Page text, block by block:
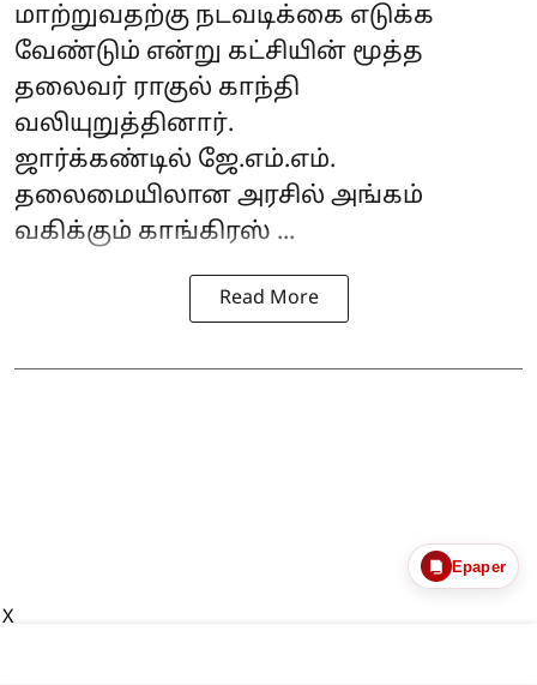
மாற்றுவதற்கு நடவடிக்கை எடுக்க
வேண்டும் என்று கட்சியின் மூத்த
தலைவர் ராகுல் காந்தி
வலியுறுத்தினார்.
ஜார்க்கண்டில் ஜே.எம்.எம்.
தலைமையிலான அரசில் அங்கம்
வகிக்கும் காங்கிரஸ் ...
Read More
Epaper
X